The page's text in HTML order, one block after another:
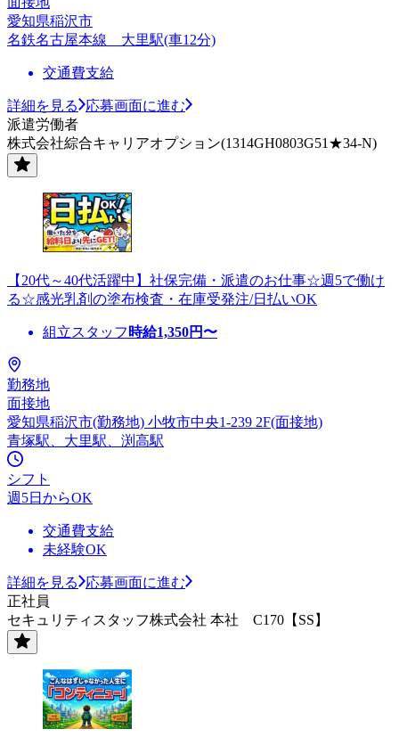
愛知県稲沢市
名鉄名古屋本線 大里駅(車12分)
交通費支給
詳細を見る
応募画面に進む
派遣労働者
株式会社綜合キャリアオプション(1314GH0803G51★34-N)
【20代～40代活躍中】社保完備・派遣のお仕事☆週5で働け
る☆感光乳剤の塗布検査・在庫受発注/日払いOK
組立スタッフ 時給1,350円〜
勤務地
面接地
愛知県稲沢市(勤務地) 小牧市中央1-239 2F(面接地)
青塚駅、大里駅、渕高駅
シフト
週5日からOK
交通費支給
未経験OK
詳細を見る
応募画面に進む
正社員
セキュリティスタッフ株式会社 本社 C170【SS】